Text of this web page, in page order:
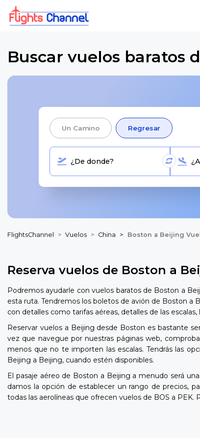
Buscar vuelos baratos
Un Camino Regresar
FlightsChannel Vuelos China Boston a Beijing
Reserva vuelos de Boston a
Podremos ayudarle con vuelos baratos de Boston a
esta ruta. Tendremos los boletos de avión de Boston a
con detalles como tarifas aéreas, detalles de las
Reservar vuelos a Beijing desde Boston es bastante
vez que navegue por nuestras páginas web,
menos que no te importen las escalas. Tendrás las
Beijing a Beijing, cuando estén disponibles.
El pasaje aéreo de Boston a Beijing a menudo será
damos la opción de establecer un rango de precios,
todas las aerolíneas que ofrecen vuelos de BOS a